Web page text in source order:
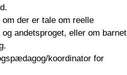
der er tale om reelle
andetsproget, eller om barnet
koordinator for